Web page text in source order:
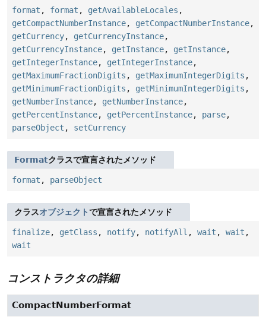
format , format , getAvailableLocales ,
getCompactNumberInstance, getCompactNumberInstance,
getCurrency, getCurrencyInstance,
getCurrencyInstance, getInstance, getInstance,
getIntegerInstance, getIntegerInstance,
getMaximumFractionDigits , getMaximumIntegerDigits ,
getMinimumFractionDigits , getMinimumIntegerDigits ,
getNumberInstance, getNumberInstance,
getPercentInstance, getPercentInstance, parse,
parseObject , setCurrency
Formatクラスで宣言されたメソッド
format , parseObject
クラスオブジェクトで宣言されたメソッド
finalize, getClass , notify, notifyAll , wait , wait ,
wait
コンストラクタの詳細
CompactNumberFormat